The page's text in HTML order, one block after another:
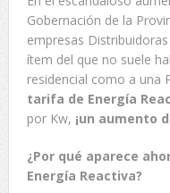
Gobernación de la
empresas
ítem del que no suele
residencial como a una
tarifa de Energía
por Kw, ¡un aumento
¿Por qué aparece
Energía Reactiva?